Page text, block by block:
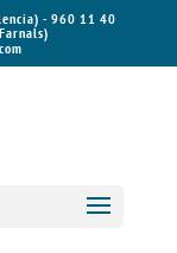
- 960 11 40